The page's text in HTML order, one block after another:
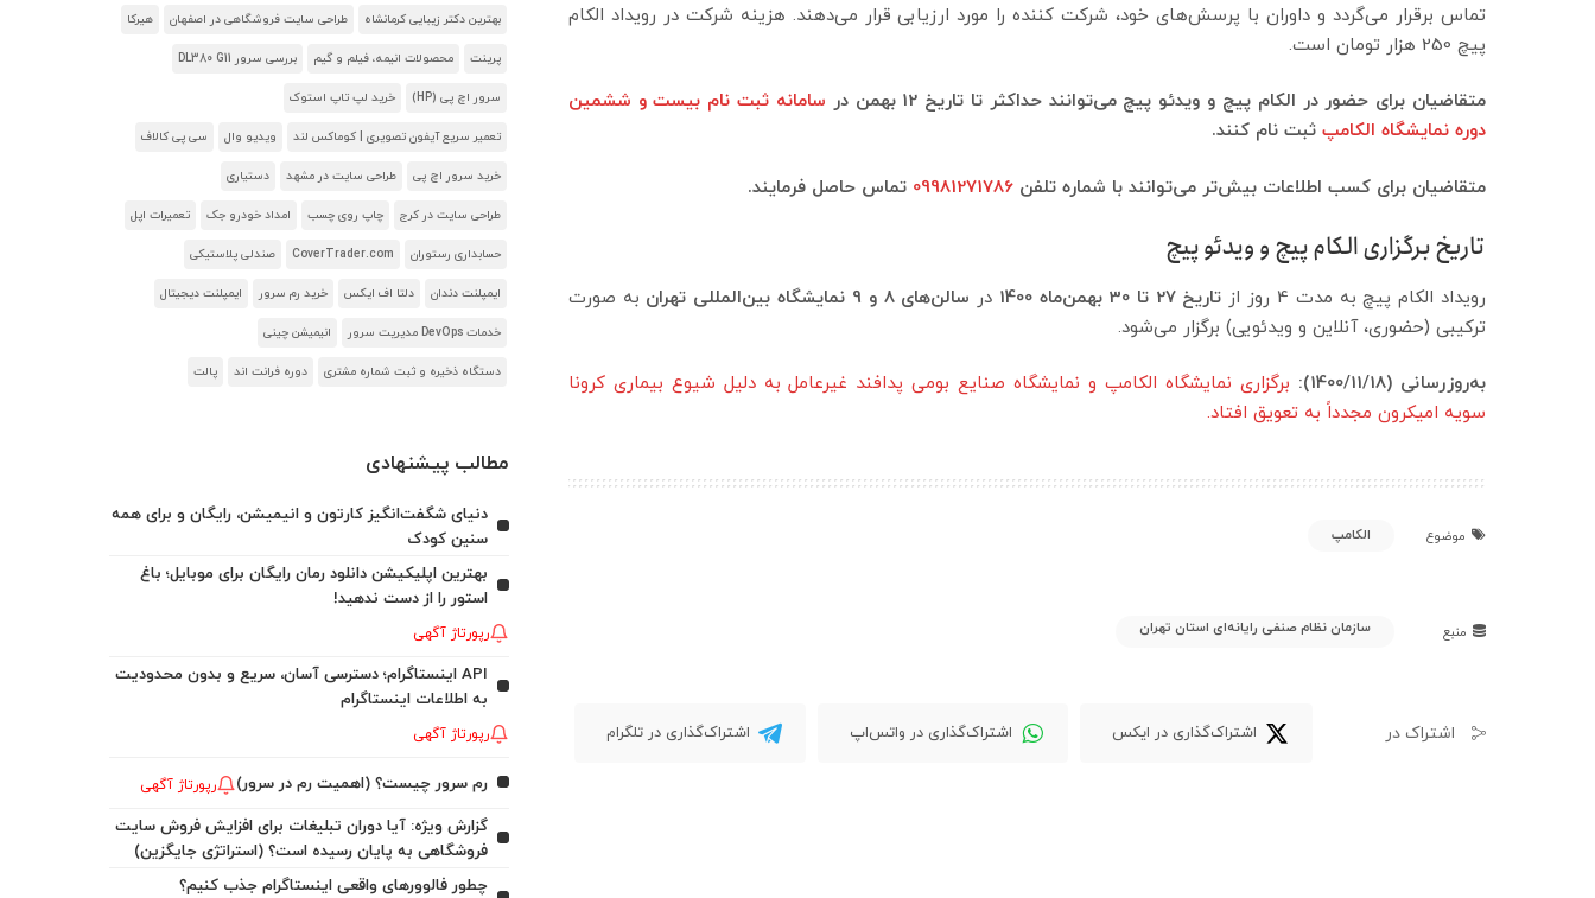
تماس برقرار می‌گردد و داوران با پرسش‌های خود، شرکت کننده را مورد ارزیابی قرار می‌دهند. هزینه شرکت در رویداد الکام
پیچ 250 هزار تومان است.
متقاضیان برای حضور در الکام پیچ و ویدئو پیچ می‌توانند حداکثر تا تاریخ 12 بهمن در
سامانه ثبت نام بیست و ششمین
دوره نمایشگاه الکامپ ثبت نام کنند.
متقاضیان برای کسب اطلاعات بیش‌تر می‌توانند با شماره تلفن 09981271786 تماس حاصل فرمایند.
تاریخ برگزاری الکام پیچ و ویدئو پیچ
رویداد الکام پیچ به مدت 4 روز از تاریخ 27 تا 30 بهمن‌ماه 1400 در سالن‌های 8 و 9 نمایشگاه بین‌المللی تهران
به صورت
ترکیبی (حضوری، آنلاین و ویدئویی) برگزار می‌شود.
به‌روزرسانی (1400/11/18):
برگزاری نمایشگاه الکامپ و نمایشگاه صنایع بومی پدافند غیرعامل به دلیل شیوع بیماری کرونا
سویه امیکرون مجدداً به تعویق افتاد.
موضوع الکامپ
منبع سازمان نظام صنفی رایانه‌ای استان تهران
اشتراک در اشتراک‌گذاری در ایکس اشتراک‌گذاری در واتس‌اپ اشتراک‌گذاری در تلگرام
بهترین دکتر زیبایی کرمانشاه طراحی سایت فروشگاهی در اصفهان هیرکا
پرینت محصولات انیمه، فیلم و گیم بررسی سرور DL380 G11
سرور اچ پی (HP) خرید لپ تاپ استوک
تعمیر سریع آیفون تصویری | کوماکس لند ویدیو وال سی پی کالاف
خرید سرور اچ پی طراحی سایت در مشهد دستیاری
طراحی سایت در کرج چاپ روی چسب امداد خودرو جک تعمیرات اپل
حسابداری رستوران CoverTrader.com صندلی پلاستیکی
ایمپلنت دندان دلتا اف ایکس خرید رم سرور ایمپلنت دیجیتال
خدمات DevOps مدیریت سرور انیمیشن چینی
دستگاه ذخیره و ثبت شماره مشتری دوره فرانت اند پالت
مطالب پیشنهادی
دنیای شگفت‌انگیز کارتون و انیمیشن، رایگان و برای همه
سنین کودک
بهترین اپلیکیشن دانلود رمان رایگان برای موبایل؛ باغ
استور را از دست ندهید!
رپورتاژ آگهی
API اینستاگرام؛ دسترسی آسان، سریع و بدون محدودیت
به اطلاعات اینستاگرام
رپورتاژ آگهی
رم سرور چیست؟ (اهمیت رم در سرور) رپورتاژ آگهی
گزارش ویژه: آیا دوران تبلیغات برای افزایش فروش سایت
فروشگاهی به پایان رسیده است؟ (استراتژی جایگزین)
چطور فالوورهای واقعی اینستاگرام جذب کنیم؟